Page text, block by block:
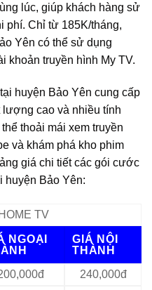
lúc, giúp khách hàng sử
phí. Chỉ từ 185K/tháng,
Yên có thể sử dụng
khoản truyền hình My TV.
huyện Bảo Yên cung cấp
lượng cao và nhiều tính
thoải mái xem truyền
và khám phá kho phim
giá chi tiết các gói cước
huyện Bảo Yên:
TV
NGOẠI
GIÁ NỘI
THÀNH
240,000đ